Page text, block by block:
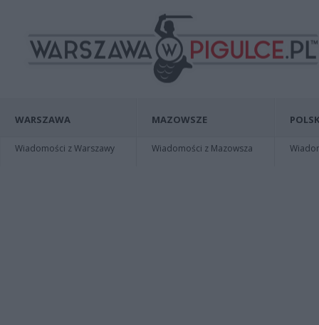
WARSZAWA
Wiadomości z Warszawy
MAZOWSZE
Wiadomości z Mazowsza